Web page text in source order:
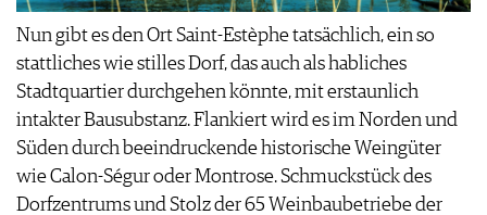
Nun gibt es den Ort Saint-Estèphe tatsächlich, ein so
stattliches wie stilles Dorf, das auch als habliches
Stadtquartier durchgehen könnte, mit erstaunlich
intakter Bausubstanz. Flankiert wird es im Norden und
Süden durch beeindruckende historische Weingüter
wie Calon-Ségur oder Montrose. Schmuckstück des
Dorfzen­trums und Stolz der 65 Weinbaubetriebe der